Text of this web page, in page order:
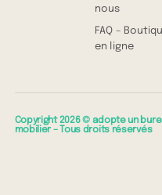
nous
FAQ –
en ligne
Copyright 2026 © adopte un
mobilier – Tous droits réservés